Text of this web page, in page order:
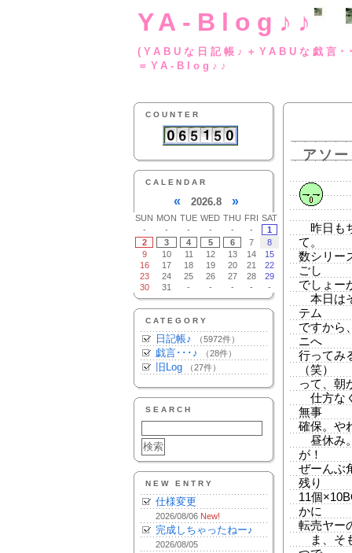
YA-Blog♪♪
(YABUな日記帳♪
＝YA-Blog♪♪
COUNTER
CALENDAR
« 2026.8 »
SUN MON TUE WED THU FRI SAT
-
- - - - -
1
2
3 4 5 6 7
8
9
10 11 12 13 14
15
16
17 18 19 20 21
22
23
24 25 26 27 28
29
30
31 - - - - -
CATEGORY
日記帳♪ （5972件）
戯言･･･♪ （28件）
旧Log （27件）
SEARCH
NEW ENTRY
仕様変更
2026/08/06 New!
完成しちゃったねー♪
2026/08/05
アソ
昨日も
て。
数シリー
ごし
でしょー
本日は
テム
ですから
ニへ
行ってみ
（笑）
って、朝
仕方な
無事
確保。や
昼休み
が！
ぜーんぶ
残り
11個
かに
転売ヤー
ま、そ